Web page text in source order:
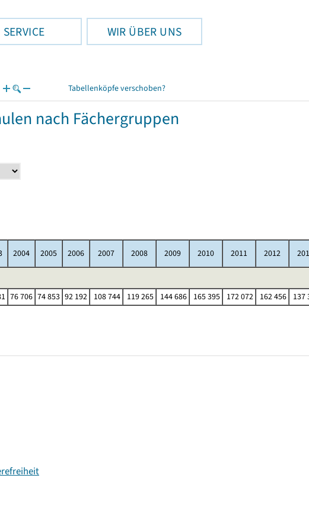
SERVICE WIR ÜBER UNS
Tabellenköpfe verschoben?
nach Fächergruppen
2004 2005 2006 2007 2008 2009 2010 2011 2012
76 706 74 853 92 192 108 744 119 265 144 686 165 395 172 072 162 456 137